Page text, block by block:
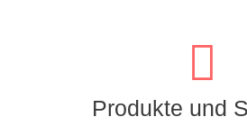
Produkte und